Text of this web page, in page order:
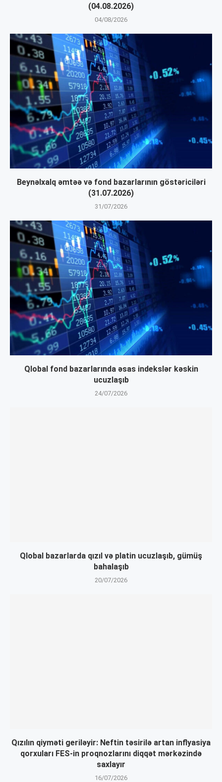
(04.08.2026)
04/08/2026
Beynəlxalq əmtəə və fond bazarlarının göstəriciləri
(31.07.2026)
31/07/2026
Qlobal fond bazarlarında əsas indekslər kəskin
ucuzlaşıb
24/07/2026
Qlobal bazarlarda qızıl və platin ucuzlaşıb, gümüş
bahalaşıb
20/07/2026
Qızılın qiyməti geriləyir: Neftin təsirilə artan inflyasiya
qorxuları FES-in proqnozlarını diqqət mərkəzində
saxlayır
16/07/2026